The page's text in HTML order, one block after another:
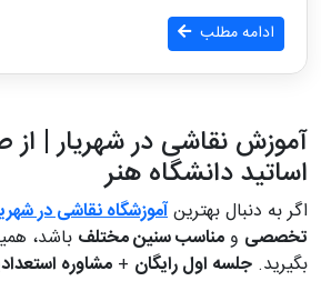
ادامه مطلب
آموزش نقاشی در شهریار | از
اساتید دانشگاه هنر
اگر به دنبال بهترینآموزشگاه نقاشی در
تخصصی ومناسب سنین مختلف باشد،
بگیرید. جلسه اول رایگان + مشاوره